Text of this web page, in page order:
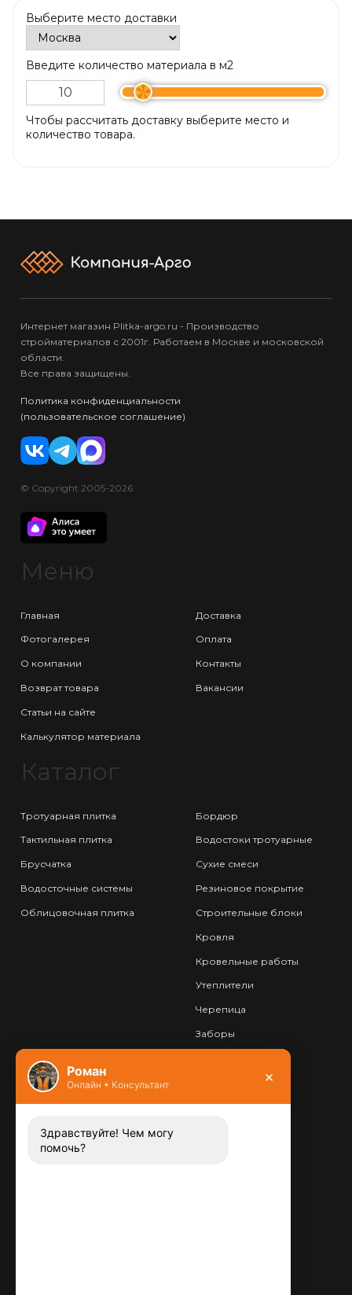
Выберите место доставки
Введите количество материала в м2
Чтобы рассчитать доставку выберите место и
количество товара.
Интернет магазин Plitka-argo.ru - Производство
стройматериалов с 2001г. Работаем в Москве и московской
области.
Все права защищены.
Политика конфиденциальности
(пользовательское соглашение)
© Copyright 2005-2026
Меню
Главная
Фотогалерея
О компании
Возврат товара
Статьи на сайте
Калькулятор материала
Доставка
Оплата
Контакты
Вакансии
Каталог
Тротуарная плитка
Тактильная плитка
Брусчатка
Водосточные системы
Облицовочная плитка
Бордюр
Водостоки тротуарные
Сухие смеси
Резиновое покрытие
Строительные блоки
Кровля
Кровельные работы
Утеплители
Черепица
Заборы
Контакты
Заказать звонок
Роман
Онлайн • Консультант ×
Здравствуйте! Чем могу
помочь?